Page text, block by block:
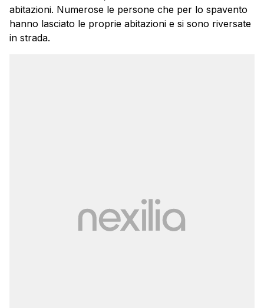
abitazioni. Numerose le persone che per lo spavento
hanno lasciato le proprie abitazioni e si sono riversate
in strada.